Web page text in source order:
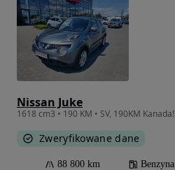
Nissan Juke
1618 cm3 • 190 KM • SV, 190KM Kanada!
Zweryfikowane dane
88 800 km Benzyna